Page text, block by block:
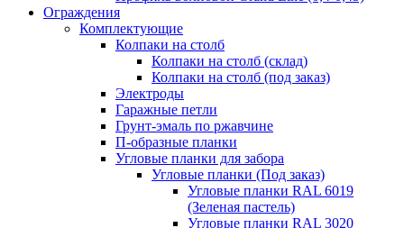
Ограждения
Комплектующие
Колпаки на столб
Колпаки на столб (склад)
Колпаки на столб (под заказ)
Электроды
Гаражные петли
Грунт-эмаль по ржавчине
П-образные планки
Угловые планки для забора
Угловые планки (Под заказ)
Угловые планки RAL 6019
(Зеленая пастель)
Угловые планки RAL 3020